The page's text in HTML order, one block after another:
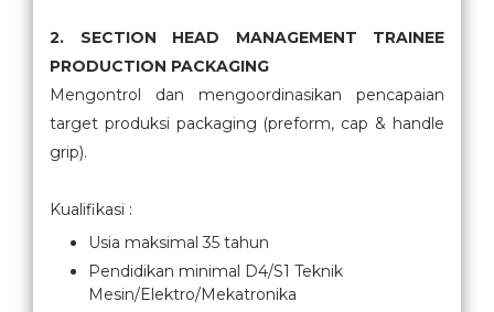
2. SECTION HEAD MANAGEMENT TRAINEE
PRODUCTION PACKAGING
Mengontrol dan mengoordinasikan pencapaian
target produksi packaging (preform, cap & handle
grip).
Kualifikasi :
Usia maksimal 35 tahun
Pendidikan minimal D4/S1 Teknik
Mesin/Elektro/Mekatronika